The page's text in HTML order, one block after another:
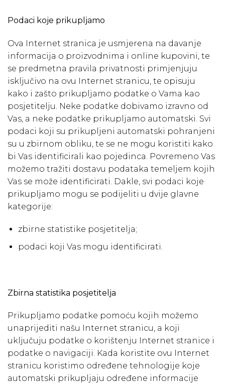
Podaci koje prikupljamo
Ova Internet stranica je usmjerena na davanje
informacija o proizvodnima i online kupovini, te
se predmetna pravila privatnosti primjenjuju
isključivo na ovu Internet stranicu, te opisuju
kako i zašto prikupljamo podatke o Vama kao
posjetitelju. Neke podatke dobivamo izravno od
Vas, a neke podatke prikupljamo automatski. Svi
podaci koji su prikupljeni automatski pohranjeni
su u zbirnom obliku, te se ne mogu koristiti kako
bi Vas identificirali kao pojedinca. Povremeno Vas
možemo tražiti dostavu podataka temeljem kojih
Vas se može identificirati. Dakle, svi podaci koje
prikupljamo mogu se podijeliti u dvije glavne
kategorije:
zbirne statistike posjetitelja;
podaci koji Vas mogu identificirati.
Zbirna statistika posjetitelja
Prikupljamo podatke pomoću kojih možemo
unaprijediti našu Internet stranicu, a koji
uključuju podatke o korištenju Internet stranice i
podatke o navigaciji. Kada koristite ovu Internet
stranicu koristimo određene tehnologije koje
automatski prikupljaju određene informacije